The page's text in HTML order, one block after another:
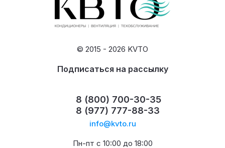
© 2015 - 2026 KVTO
Подписаться на рассылку
8 (800) 700-30-35
8 (977) 777-88-33
info@kvto.ru
Пн-пт с 10:00 до 18:00